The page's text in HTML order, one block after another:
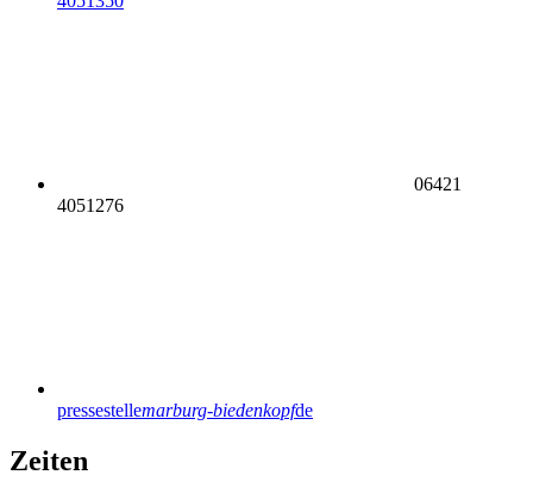
06421
4051276
pressestellemarburg-biedenkopfde
Zeiten